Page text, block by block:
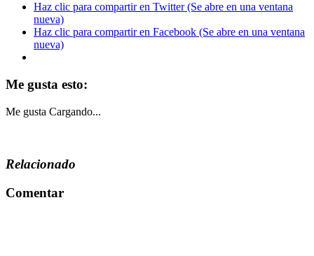
Haz clic para compartir en Twitter (Se abre en una ventana
nueva)
Haz clic para compartir en Facebook (Se abre en una ventana
nueva)
Me gusta esto:
Me gusta Cargando...
Relacionado
Comentar